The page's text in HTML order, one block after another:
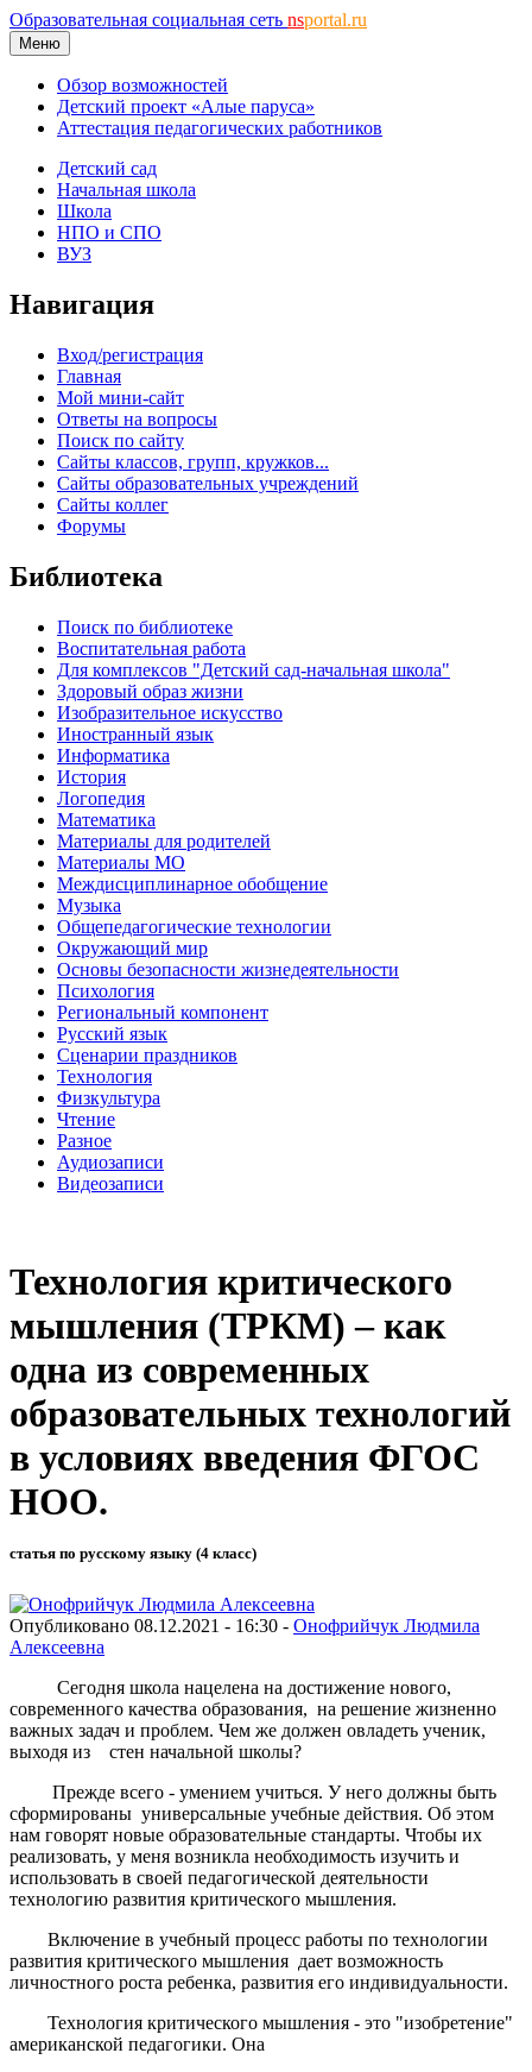
Образовательная социальная сеть nsportal.ru
Меню
Обзор возможностей
Детский проект «Алые паруса»
Аттестация педагогических работников
Детский сад
Начальная школа
Школа
НПО и СПО
ВУЗ
Навигация
Вход/регистрация
Главная
Мой мини-сайт
Ответы на вопросы
Поиск по сайту
Сайты классов, групп, кружков...
Сайты образовательных учреждений
Сайты коллег
Форумы
Библиотека
Поиск по библиотеке
Воспитательная работа
Для комплексов "Детский сад-начальная школа"
Здоровый образ жизни
Изобразительное искусство
Иностранный язык
Информатика
История
Логопедия
Математика
Материалы для родителей
Материалы МО
Междисциплинарное обобщение
Музыка
Общепедагогические технологии
Окружающий мир
Основы безопасности жизнедеятельности
Психология
Региональный компонент
Русский язык
Сценарии праздников
Технология
Физкультура
Чтение
Разное
Аудиозаписи
Видеозаписи
Технология критического
мышления (ТРКМ) – как
одна из современных
образовательных технологий
в условиях введения ФГОС
НОО.
статья по русскому языку (4 класс)
Опубликовано 08.12.2021 - 16:30 - Онофрийчук Людмила
Алексеевна
Сегодня школа нацелена на достижение нового,
современного качества образования, на решение жизненно
важных задач и проблем. Чем же должен овладеть ученик,
выходя из стен начальной школы?
Прежде всего - умением учиться. У него должны быть
сформированы универсальные учебные действия. Об этом
нам говорят новые образовательные стандарты. Чтобы их
реализовать, у меня возникла необходимость изучить и
использовать в своей педагогической деятельности
технологию развития критического мышления.
Включение в учебный процесс работы по технологии
развития критического мышления дает возможность
личностного роста ребенка, развития его индивидуальности.
Технология критического мышления - это "изобретение"
американской педагогики. Она